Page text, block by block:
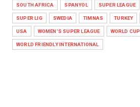
SOUTH AFRICA SPANYOL SUPER LEAGUE
SUPER LIG SWEDIA TIMNAS TURKEY
USA WOMEN'S SUPER LEAGUE WORLD CUP
WORLD FRIENDLY INTERNATIONAL